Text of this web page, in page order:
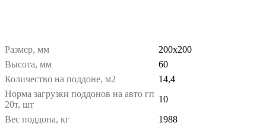
Размер, мм
200х200
Высота, мм
60
Количество на поддоне, м2
14,4
Норма загрузки поддонов на авто гп
20т, шт
10
Вес поддона, кг
1988